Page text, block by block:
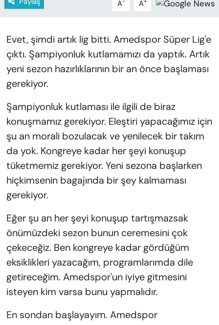
A A
Evet, şimdi artık lig bitti. Amedspor Süper Lig'e
çıktı. Şampiyonluk kutlamamızı da yaptık. Artık
yeni sezon hazırlıklarının bir an önce başlaması
gerekiyor.
Şampiyonluk kutlaması ile ilgili de biraz
konuşmamız gerekiyor. Eleştiri yapacağımız için
şu an morali bozulacak ve yenilecek bir takım
da yok. Kongreye kadar her şeyi konuşup
tüketmemiz gerekiyor. Yeni sezona başlarken
hiçkimsenin bagajında bir şey kalmaması
gerekiyor.
Eğer şu an her şeyi konuşup tartışmazsak
önümüzdeki sezon bunun ceremesini çok
çekeceğiz. Ben kongreye kadar gördüğüm
eksiklikleri yazacağım, programlarımda dile
getireceğim. Amedspor'un iyiye gitmesini
isteyen kim varsa bunu yapmalıdır.
En sondan başlayayım. Amedspor
KADIN
SPOR
KÜLTÜR-SANAT
MAGAZİN
ÖZEL HABER
YAZAR KÖŞESİ
SİYASET